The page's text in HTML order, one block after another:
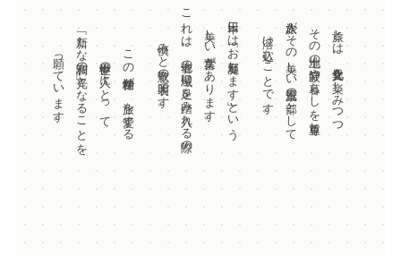
旅とは、異文化を楽しみつつ
その土地の静寂や暮らしを尊重し
旅人がその美しい風景の一部として
溶け込むことです。
日本には「お邪魔します」という
美しい言葉があります。
これは、他者の聖域に足を踏み入れる際の
慎みと敬意の表明です。
この精神性が、旅を愛する
世界中の人々にとって
「新たな調和の光」となることを
願っています。